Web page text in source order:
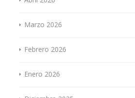
Marzo 2026
Febrero 2026
Enero 2026